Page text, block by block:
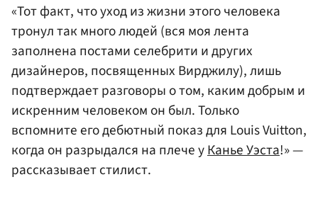
«Тот факт, что уход из жизни этого человека
тронул так много людей (вся моя лента
заполнена постами селебрити и других
дизайнеров, посвященных Вирджилу), лишь
подтверждает разговоры о том, каким добрым и
искренним человеком он был. Только
вспомните его дебютный показ для Louis Vuitton,
когда он разрыдался на плече уКанье Уэста!» —
рассказывает стилист.